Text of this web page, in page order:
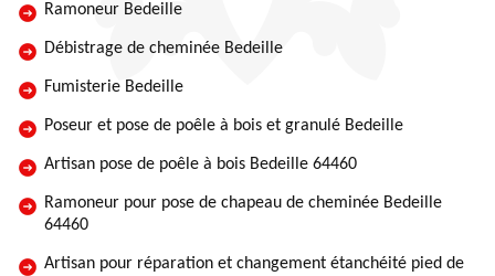
Ramoneur Bedeille
Débistrage de cheminée Bedeille
Fumisterie Bedeille
Poseur et pose de poêle à bois et granulé Bedeille
Artisan pose de poêle à bois Bedeille 64460
Ramoneur pour pose de chapeau de cheminée Bedeille
64460
Artisan pour réparation et changement étanchéité pied de